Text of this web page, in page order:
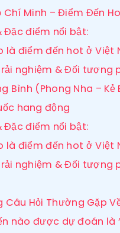
Chí Minh – Điểm Đến
Đặc điểm nổi bật:
là điểm đến hot ở Việt
nghiệm & Đối tượng
Bình (Phong Nha –
hang động
Đặc điểm nổi bật:
là điểm đến hot ở Việt
nghiệm & Đối tượng
Câu Hỏi Thường Gặp
nào được dự đoán là